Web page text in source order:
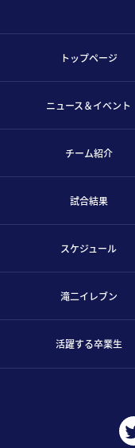
トップページ
ニュース＆イベント
チーム紹介
試合結果
スケジュール
滝二イレブン
活躍する卒業生